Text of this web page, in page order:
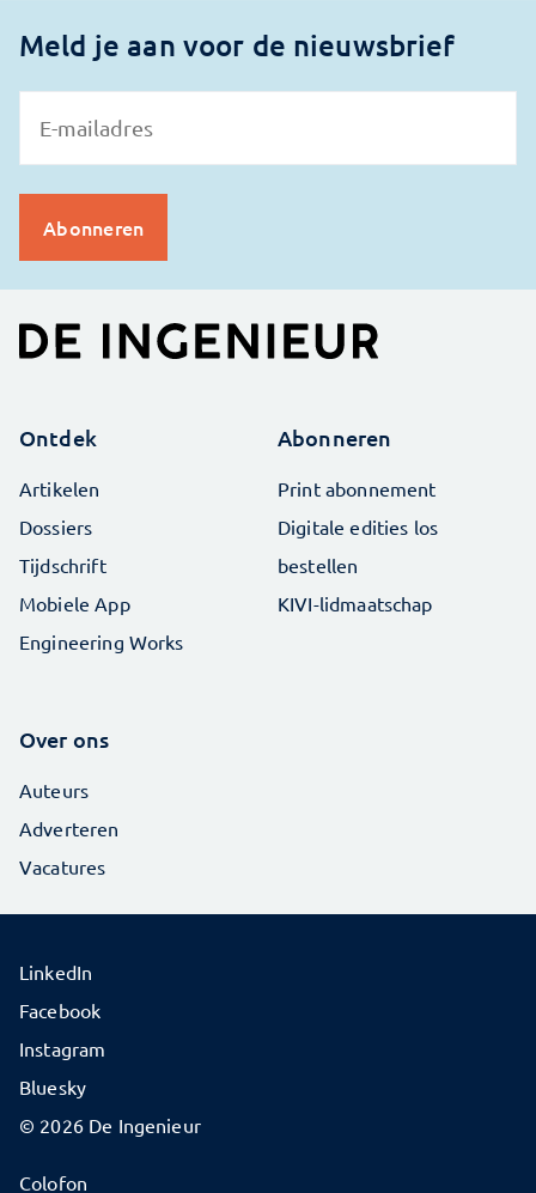
Meld je aan voor de nieuwsbrief
Ontdek
Artikelen
Dossiers
Tijdschrift
Mobiele App
Engineering Works
Abonneren
Print abonnement
Digitale edities los
bestellen
KIVI-lidmaatschap
Over ons
Auteurs
Adverteren
Vacatures
© 2026 De Ingenieur
Colofon
LinkedIn
Facebook
Instagram
Bluesky